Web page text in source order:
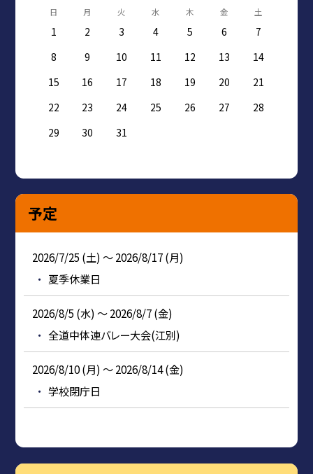
日 月 火 水 木 金 土
1 2 3 4 5 6
7
8
9 10 11 12 13
14
15
16 17 18 19 20
21
22
23 24 25 26 27
28
29
30 31
予定
2026/7/25 (土) ～ 2026/8/17 (月)
夏季休業日
2026/8/5 (水) ～ 2026/8/7 (金)
全道中体連バレー大会(江別)
2026/8/10 (月) ～ 2026/8/14 (金)
学校閉庁日